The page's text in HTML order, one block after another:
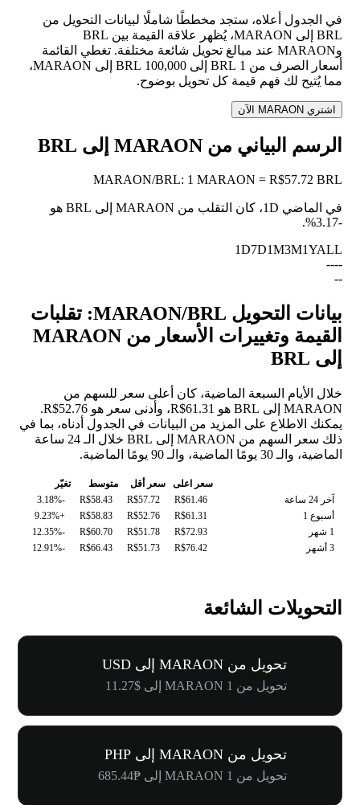
في الجدول أعلاه، ستجد مخططًا شاملًا لبيانات التحويل من
BRL إلى MARAON، يُظهر علاقة القيمة بين BRL
وMARAON عند مبالغ تحويل شائعة مختلفة. تغطي القائمة
أسعار الصرف من 1 BRL إلى 100,000 BRL إلى MARAON،
مما يُتيح لك فهم قيمة كل تحويل بوضوح.
اشتري MARAON الآن
الرسم البياني من MARAON إلى BRL
MARAON/BRL: 1 MARAON = R$57.72 BRL
في الماضي 1D، كان التقلب من MARAON إلى BRL هو
-3.17%
.
1D7D1M3M1YALL
--
--
--
بيانات التحويل MARAON/BRL: تقلبات
القيمة وتغييرات الأسعار من MARAON
إلى BRL
خلال الأيام السبعة الماضية، كان أعلى سعر للسهم من
MARAON إلى BRL هو R$61.31، وأدنى سعر هو R$52.76.
يمكنك الاطلاع على المزيد من البيانات في الجدول أدناه، بما في
ذلك سعر السهم من MARAON إلى BRL خلال الـ 24 ساعة
الماضية، والـ 30 يومًا الماضية، والـ 90 يومًا الماضية.
سعر اعلى سعر أقل متوسط
تغيّر
آخر 24 ساعة
R$61.46
R$57.72
R$58.43
-3.18%
أسبوع 1
R$61.31
R$52.76
R$58.83
+9.23%
1 شهر
R$72.93
R$51.78
R$60.70
-12.35%
3 أشهر
R$76.42
R$51.73
R$66.43
-12.91%
التحويلات الشائعة
تحويل من MARAON إلى USD
تحويل من 1 MARAON إلى $11.27
تحويل من MARAON إلى PHP
تحويل من 1 MARAON إلى ₱685.44